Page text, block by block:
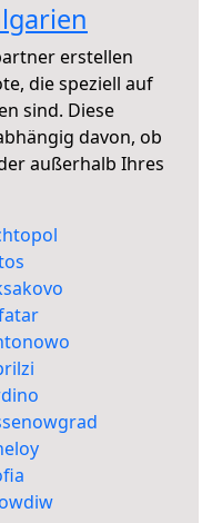
erstellen
die speziell auf
sind. Diese
davon, ob
außerhalb Ihres